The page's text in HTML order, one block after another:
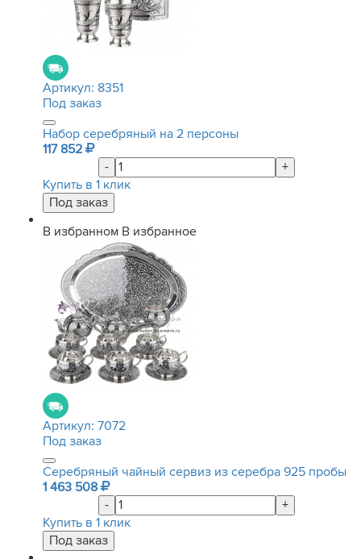
Артикул: 8351
Под заказ
Набор серебряный на 2 персоны
117 852
-
+
Купить в 1 клик
В избранном В избранное
Артикул: 7072
Под заказ
Серебряный чайный сервиз из серебра 925 пробы
1 463 508
-
+
Купить в 1 клик